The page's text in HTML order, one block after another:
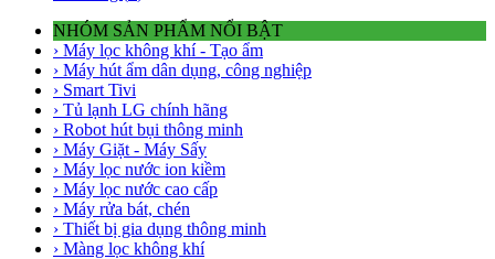
NHÓM SẢN PHẨM NỔI BẬT
› Máy lọc không khí - Tạo ẩm
› Máy hút ẩm dân dụng, công nghiệp
› Smart Tivi
› Tủ lạnh LG chính hãng
› Robot hút bụi thông minh
› Máy Giặt - Máy Sấy
› Máy lọc nước ion kiềm
› Máy lọc nước cao cấp
› Máy rửa bát, chén
› Thiết bị gia dụng thông minh
› Màng lọc không khí